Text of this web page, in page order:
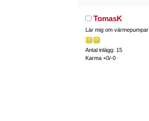
TomasK
Lär mig om värmepumpar
Antal inlägg: 15
Karma +0/-0